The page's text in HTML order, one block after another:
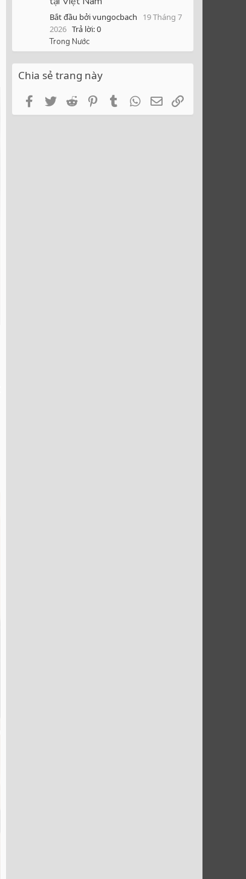
Bắt đầu bởi vungocbach
19 Tháng 7
2026 Trả lời: 0
Trong Nước
Chia sẻ trang này
FacebookTwitterRedditPinterestTumblrWhatsApp
Email